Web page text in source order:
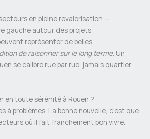
en pleine revalorisation —
gauche autour des projets
représenter de belles
de raisonner sur le long terme. Un
se calibre rue par rue, jamais quartier
en toute sérénité à Rouen ?
à problèmes. La bonne nouvelle, c’est que
où il fait franchement bon vivre.